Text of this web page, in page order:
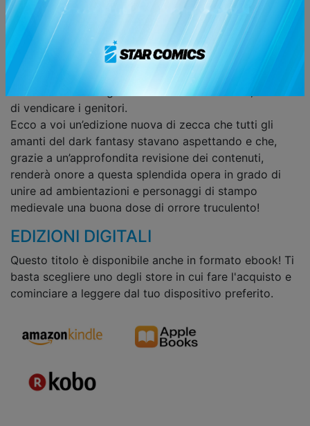
pupille argentee, sempre a caccia dei mostruosi Yoma.
Clare è una di loro. Chiamata a eliminare i mostri che
devastano un villaggio, la ragazza dal sangue
demoniaco uccide il penultimo superstite di una
famiglia ‘demonizzata’. Raki, unico sopravvissuto,
decide allora di seguire Clare nella sua caccia, al fine
di vendicare i genitori.
Ecco a voi un’edizione nuova di zecca che tutti gli
amanti del dark fantasy stavano aspettando e che,
grazie a un’approfondita revisione dei contenuti,
renderà onore a questa splendida opera in grado di
unire ad ambientazioni e personaggi di stampo
medievale una buona dose di orrore truculento!
EDIZIONI DIGITALI
Questo titolo è disponibile anche in formato ebook! Ti
basta scegliere uno degli store in cui fare l'acquisto e
cominciare a leggere dal tuo dispositivo preferito.